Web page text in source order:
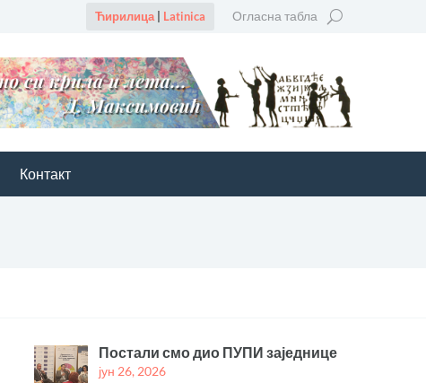
Огласна табла
Ћирилица| Latinica
Контакт
Постали смо дио ПУПИ заједнице
јун 26, 2026